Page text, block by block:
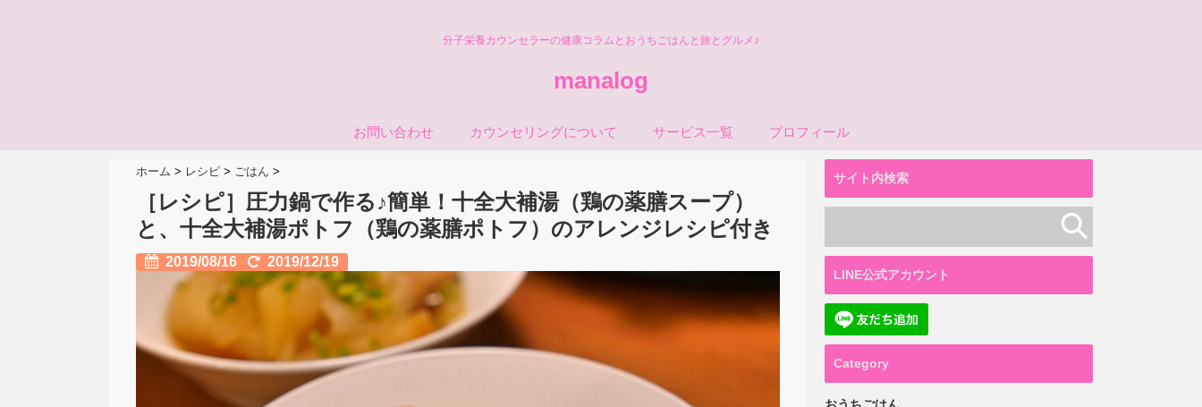
分子栄養カウンセラーの健康コラムとおうちごはんと旅とグルメ♪
manalog
お問い合わせ カウンセリングについて サービス一覧 プロフィール
ホーム > レシピ > ごはん >
［レシピ］圧力鍋で作る♪簡単！十全大補湯（鶏の薬膳スープ）
と、十全大補湯ポトフ（鶏の薬膳ポトフ）のアレンジレシピ付き
2019/08/16 2019/12/19
サイト内検索
LINE公式アカウント
Category